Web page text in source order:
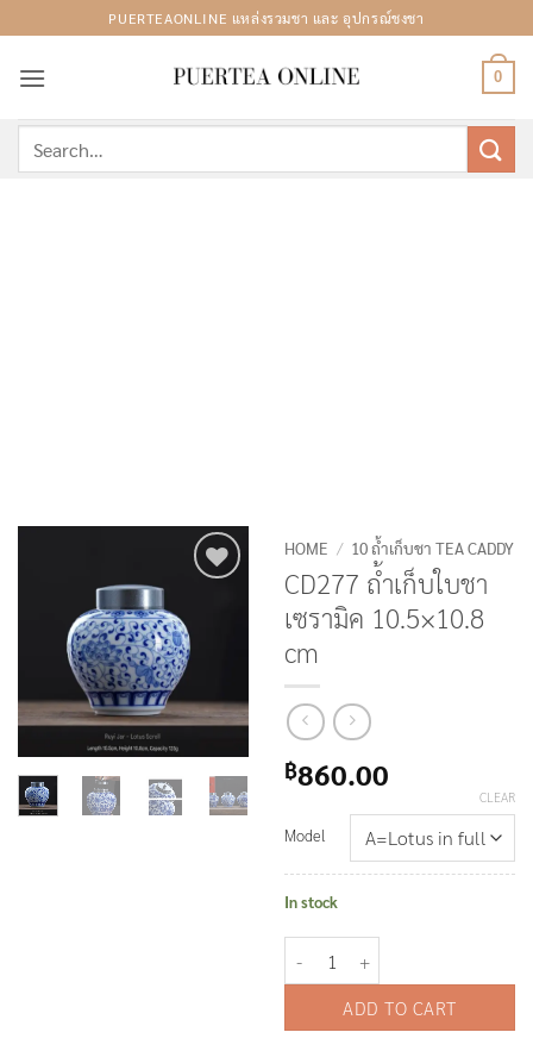
to
content
PUERTEAONLINE แหล่งรวมชา และ อุปกรณ์ชงชา
0
for:
Wishlist
HOME / 10 ถ้ำเก็บชา TEA CADDY
CD277 ถ้ำเก็บใบชา
เซรามิค 10.5×10.8
cm
฿860.00
Model
CLEAR
In stock
ADD TO CART